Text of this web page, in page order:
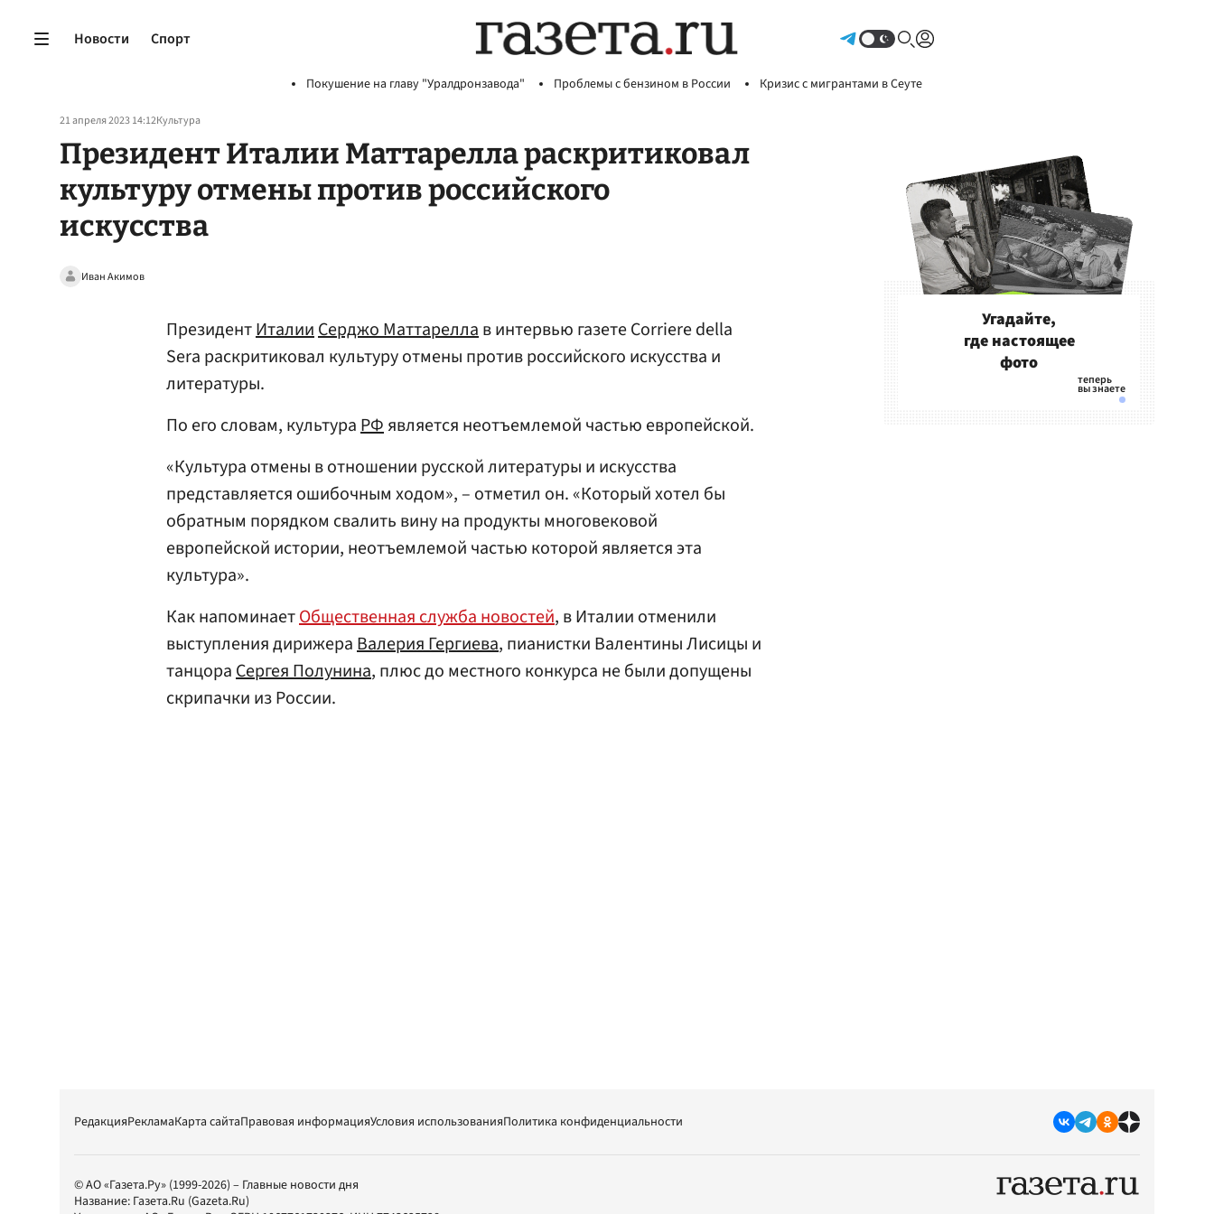
Новости Спорт
Покушение на главу "Уралдронзавода" Проблемы с бензином в России Кризис с мигрантами в Сеуте
21 апреля 2023 14:12Культура
Президент Италии Маттарелла раскритиковал
культуру отмены против российского
искусства
Иван Акимов
ПрезидентИталииСерджо Маттареллав интервью газете Corriere della
Sera раскритиковал культуру отмены против российского искусства и
литературы.
По его словам, культураРФявляется неотъемлемой частью европейской.
«Культура отмены в отношении русской литературы и искусства
представляется ошибочным ходом», – отметил он. «Который хотел бы
обратным порядком свалить вину на продукты многовековой
европейской истории, неотъемлемой частью которой является эта
культура».
Как напоминаетОбщественная служба новостей, в Италии отменили
выступления дирижераВалерия Гергиева, пианистки Валентины Лисицы и
танцораСергея Полунина, плюс до местного конкурса не были допущены
скрипачки из России.
Угадайте,
где настоящее
фото
РедакцияРекламаКарта сайтаПравовая информацияУсловия использованияПолитика конфиденциальности
© АО «Газета.Ру» (1999-2026) – Главные новости дня
Название: Газета.Ru (Gazeta.Ru)